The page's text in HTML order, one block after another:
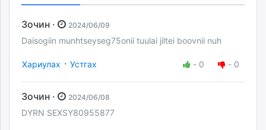
Зочин · 2024/06/09
Daisogiin munhtseyseg75onii tuulai jiltei boovnii nuh
Хариулах · Устгах - 0 - 0
Зочин · 2024/06/08
DYRN SEXSY80955877